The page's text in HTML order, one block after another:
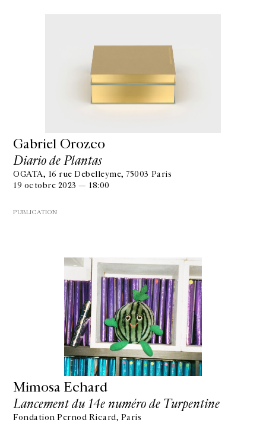
Gabriel Orozco
Diario de Plantas
OGATA, 16 rue Debelleyme, 75003 Paris
19 octobre 2023 — 18:00
PUBLICATION
Mimosa Echard
Lancement du 14e numéro de Turpentine
Fondation Pernod Ricard, Paris